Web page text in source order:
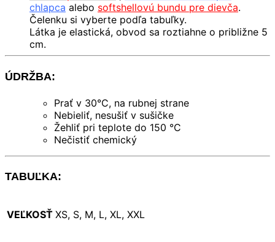
chlapca alebo softshellovú bundu pre dievča.
Čelenku si vyberte podľa tabuľky.
Látka je elastická, obvod sa roztiahne o približne 5
cm.
ÚDRŽBA:
Prať v 30°C, na rubnej strane
Nebieliť, nesušiť v sušičke
Žehliť pri teplote do 150 °C
Nečistiť chemický
TABUĽKA:
VEĽKOSŤ XS, S, M, L, XL, XXL